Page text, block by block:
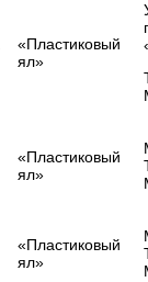
«Пластиковый
ял»
«Пластиковый
ял»
«Пластиковый
ял»